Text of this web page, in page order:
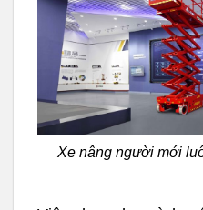
Xe nâng người mới